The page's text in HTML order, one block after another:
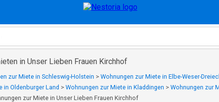
in Unser Lieben Frauen Kirchhof
zur Miete in Schleswig-Holstein > Wohnungen zur Miete in Elbe-Weser-
in Oldenburger Land > Wohnungen zur Miete in Kladdingen > Wohnungen zur
zur Miete in Unser Lieben Frauen Kirchhof